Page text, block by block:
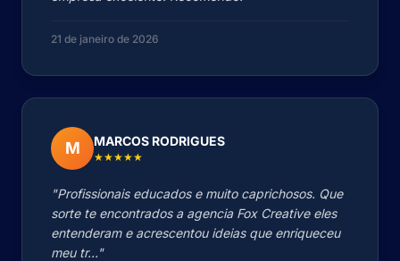
21 de janeiro de 2026
M MARCOS RODRIGUES
★★★★★
"Profissionais educados e muito caprichosos. Que
sorte te encontrados a agencia Fox Creative eles
entenderam e acrescentou ideias que enriqueceu
meu tr..."